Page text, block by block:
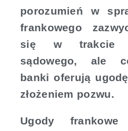
porozumień w
frankowego
się w trakcie
sądowego, ale
banki oferują
złożeniem pozwu.
Ugody frankowe